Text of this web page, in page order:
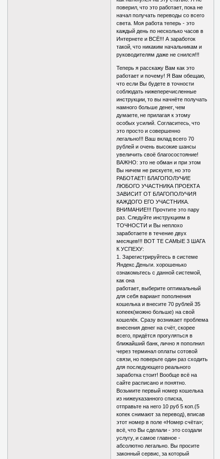
поверил‚ что это работает‚ пока не
начал получать переводы со всего
света. Моя работа теперь - это
каждый день по несколько часов в
Интернете и ВСЁ!!! А заработок
такой‚ что никаким начальникам и
руководителям даже не снился!!!
Теперь я расскажу Вам как это
работает и почему! Я Вам обещаю‚
что если Вы будете в точности
соблюдать нижеперечисленные
инструкции‚ то вы начнёте получать
намного больше денег‚ чем
думаете‚ не прилагая к этому
особых усилий. Согласитесь‚ что
это просто и совершенно
легально!!! Ваш вклад всего 70
рублей и очень высокие шансы
увеличить своё благосостояние!
ВАЖНО: это не обман и при этом
Вы ничем не рискуете‚ но это
РАБОТАЕТ! БЛАГОПОЛУЧИЕ
ЛЮБОГО УЧАСТНИКА ПРОЕКТА
ЗАВИСИТ ОТ БЛАГОПОЛУЧИЯ
КАЖДОГО ЕГО УЧАСТНИКА.
ВНИМАНИЕ!!! Прочтите это пару
раз. Следуйте инструкциям в
ТОЧНОСТИ и Вы неплохо
заработаете в течение двух
месяцев!!! ВОТ ТЕ САМЫЕ 3 ШАГА
К УСПЕХУ:
1. Зарегистрируйтесь в системе
Яндекс.Деньги. хорошенько
ознакомьтесь с данной системой‚
как она
работает‚ выберите оптимальный
для себя вариант пополнения
кошелька и внесите 70 рублей 35
копеек(можно больше) на свой
кошелёк. Сразу возникает проблема
внесения денег на счёт‚ скорее
всего‚ придётся прогуляться в
ближайший банк‚ лично я пополнил
через терминал оплаты сотовой
связи‚ но поверьте один раз сходить
для последующего реального
заработка стоит! Вообще всё на
сайте расписано и понятно.
Возьмите первый номер кошелька
из нижеуказанного списка‚
отправьте на него 10 руб 5 коп.(5
копек снимают за перевод)‚ вписав
этот номер в поле «Номер счёта»;
всё‚ что Вы сделали - это создали
услугу‚ и самое главное -
абсолютно легально. Вы просите
законный сервис‚ за который